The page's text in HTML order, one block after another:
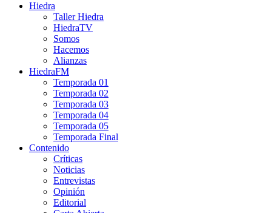
Hiedra
Taller Hiedra
HiedraTV
Somos
Hacemos
Alianzas
HiedraFM
Temporada 01
Temporada 02
Temporada 03
Temporada 04
Temporada 05
Temporada Final
Contenido
Críticas
Noticias
Entrevistas
Opinión
Editorial